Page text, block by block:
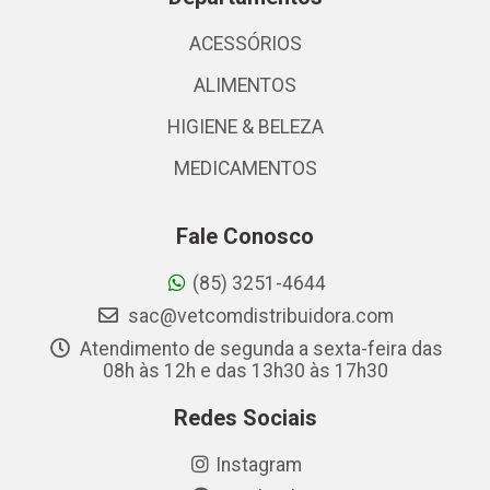
ACESSÓRIOS
ALIMENTOS
HIGIENE & BELEZA
MEDICAMENTOS
Fale Conosco
(85) 3251-4644
sac@vetcomdistribuidora.com
Atendimento de segunda a sexta-feira das
08h às 12h e das 13h30 às 17h30
Redes Sociais
Instagram